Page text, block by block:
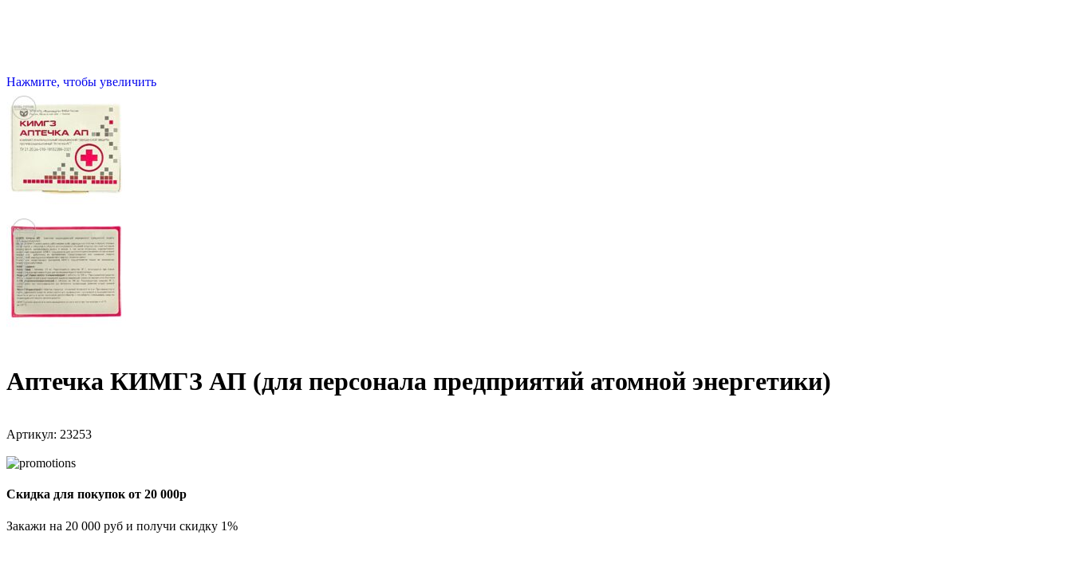
Нажмите, чтобы увеличить
Аптечка КИМГЗ АП (для персонала предприятий атомной энергетики)
Артикул: 23253
Скидка для покупок от 20 000р
Закажи на 20 000 руб и получи скидку 1%